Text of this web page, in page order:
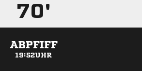
70'
ABPFIFF
19:52UHR